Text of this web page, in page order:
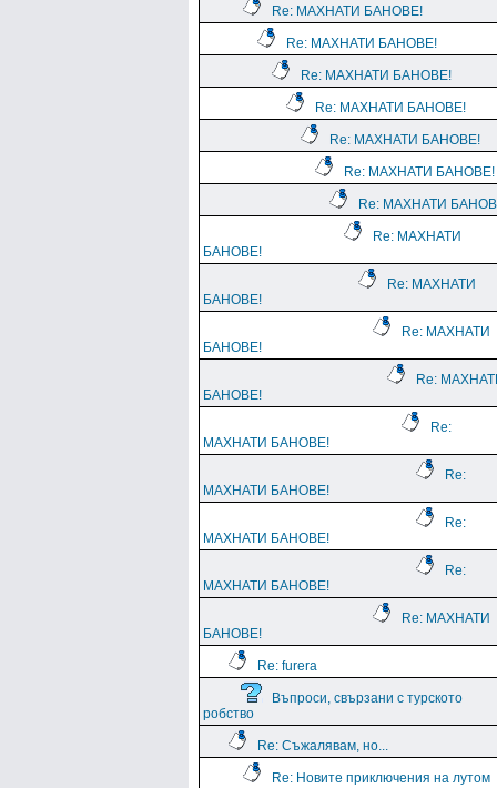
Re: МАХНАТИ БАНОВЕ!
Re: МАХНАТИ БАНОВЕ!
Re: МАХНАТИ БАНОВЕ!
Re: МАХНАТИ БАНОВЕ!
Re: МАХНАТИ БАНОВЕ!
Re: МАХНАТИ БАНОВЕ!
Re: МАХНАТИ
Re: МАХНАТИ
БАНОВЕ!
Re: МАХНАТИ
БАНОВЕ!
Re: МАХНАТИ
БАНОВЕ!
Re:
БАНОВЕ!
Re:
МАХНАТИ БАНОВЕ!
Re:
МАХНАТИ БАНОВЕ!
Re:
МАХНАТИ БАНОВЕ!
Re:
МАХНАТИ БАНОВЕ!
Re: МАХНАТИ
БАНОВЕ!
Re: furera
Въпроси, свързани с турското
робство
Re: Съжалявам, но...
Re: Новите приключения на лутом